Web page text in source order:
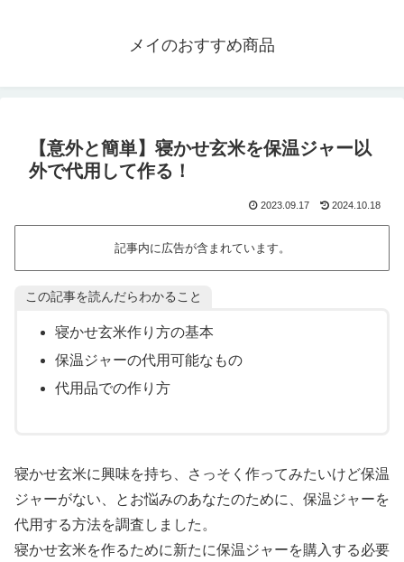
メイのおすすめ商品
【意外と簡単】寝かせ玄米を保温ジャー以
外で代用して作る！
2023.09.17 2024.10.18
記事内に広告が含まれています。
この記事を読んだらわかること
寝かせ玄米作り方の基本
保温ジャーの代用可能なもの
代用品での作り方
寝かせ玄米に興味を持ち、さっそく作ってみたいけど保温
ジャーがない、とお悩みのあなたのために、保温ジャーを
代用する方法を調査しました。
寝かせ玄米を作るために新たに保温ジャーを購入する必要